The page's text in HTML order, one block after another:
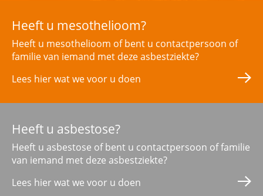
Heeft u mesothelioom?
Heeft u mesothelioom of bent u contactpersoon of
familie van iemand met deze asbestziekte?
Lees hier wat we voor u doen
Heeft u asbestose?
Heeft u asbestose of bent u contactpersoon of familie
van iemand met deze asbestziekte?
Lees hier wat we voor u doen